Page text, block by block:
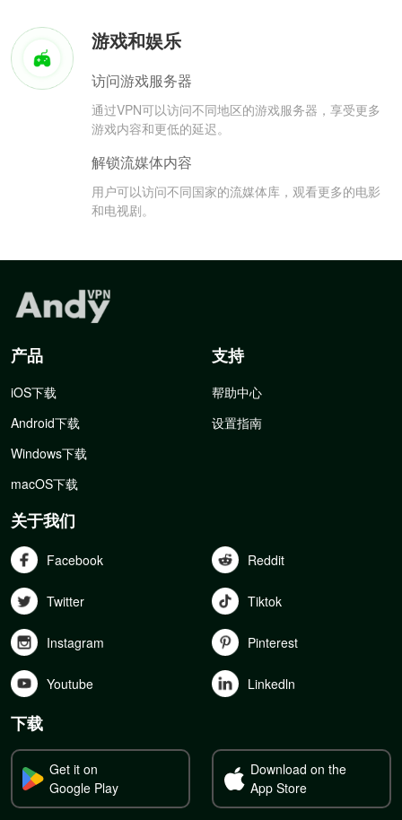
游戏和娱乐
访问游戏服务器
通过VPN可以访问不同地区的游戏服务器，享受更多
游戏内容和更低的延迟。
解锁流媒体内容
用户可以访问不同国家的流媒体库，观看更多的电影
和电视剧。
产品
iOS下载
Android下载
Windows下载
macOS下载
支持
帮助中心
设置指南
关于我们
Facebook Reddit
Twitter Tiktok
Instagram Pinterest
Youtube Linkedln
下载
Get it on
Google Play
Download on the
App Store